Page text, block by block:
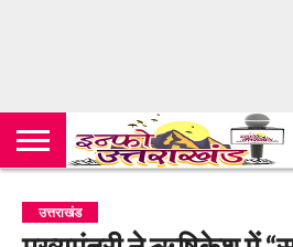
उत्तराखंड